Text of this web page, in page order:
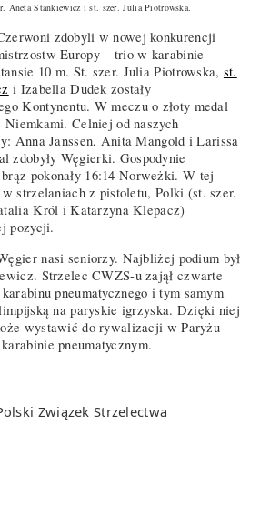
Aneta Stankiewicz i st. szer. Julia Piotrowska.
zdobyli w nowej konkurencji
Europy – trio w karabinie
10 m. St. szer. Julia Piotrowska, st.
i Izabella Dudek zostały
Kontynentu. W meczu o złoty medal
Niemkami. Celniej od naszych
Anna Janssen, Anita Mangold i Larissa
zdobyły Węgierki. Gospodynie
pokonały 16:14 Norweżki. W tej
strzelaniach z pistoletu, Polki (st. szer.
Król i Katarzyna Klepacz)
pozycji.
nasi seniorzy. Najbliżej podium był
Strzelec CWZS-u zajął czwarte
pneumatycznego i tym samym
na paryskie igrzyska. Dzięki niej
wystawić do rywalizacji w Paryżu
pneumatycznym.
Związek Strzelectwa